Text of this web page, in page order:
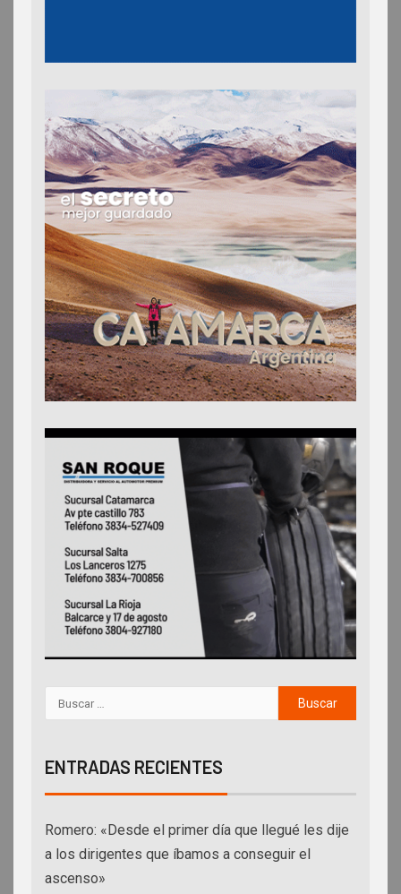
ENTRADAS RECIENTES
Romero: «Desde el primer día que llegué les dije
a los dirigentes que íbamos a conseguir el
ascenso»